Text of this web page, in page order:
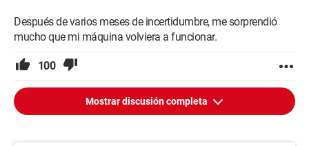
Después de varios meses de incertidumbre, me sorprendió
mucho que mi máquina volviera a funcionar.
100
Mostrar discusión completa